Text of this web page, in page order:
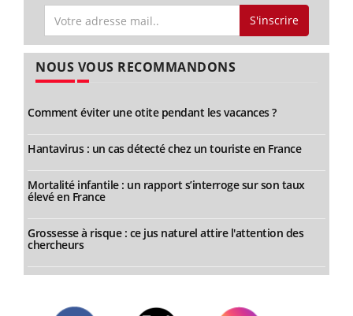
S'inscrire
NOUS VOUS RECOMMANDONS
Comment éviter une otite pendant les vacances ?
Hantavirus : un cas détecté chez un touriste en France
Mortalité infantile : un rapport s’interroge sur son taux
élevé en France
Grossesse à risque : ce jus naturel attire l'attention des
chercheurs